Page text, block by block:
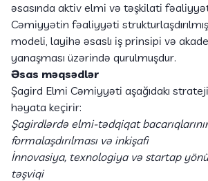
əsasında aktiv elmi və təşkilati
Cəmiyyətin fəaliyyəti
modeli, layihə əsaslı iş prinsipi və
yanaşması üzərində qurulmuşdur.
Əsas məqsədlər
Şagird Elmi Cəmiyyəti aşağıdakı
həyata keçirir:
Şagirdlərdə elmi-tədqiqat
formalaşdırılması və inkişafı
İnnovasiya, texnologiya və startap
təşviqi